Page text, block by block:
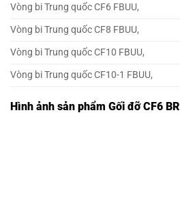
Vòng bi Trung quốc CF6 FBUU,
Vòng bi Trung quốc CF8 FBUU,
Vòng bi Trung quốc CF10 FBUU,
Vòng bi Trung quốc CF10-1 FBUU,
Hình ảnh sản phẩm Gối đỡ CF6 BR